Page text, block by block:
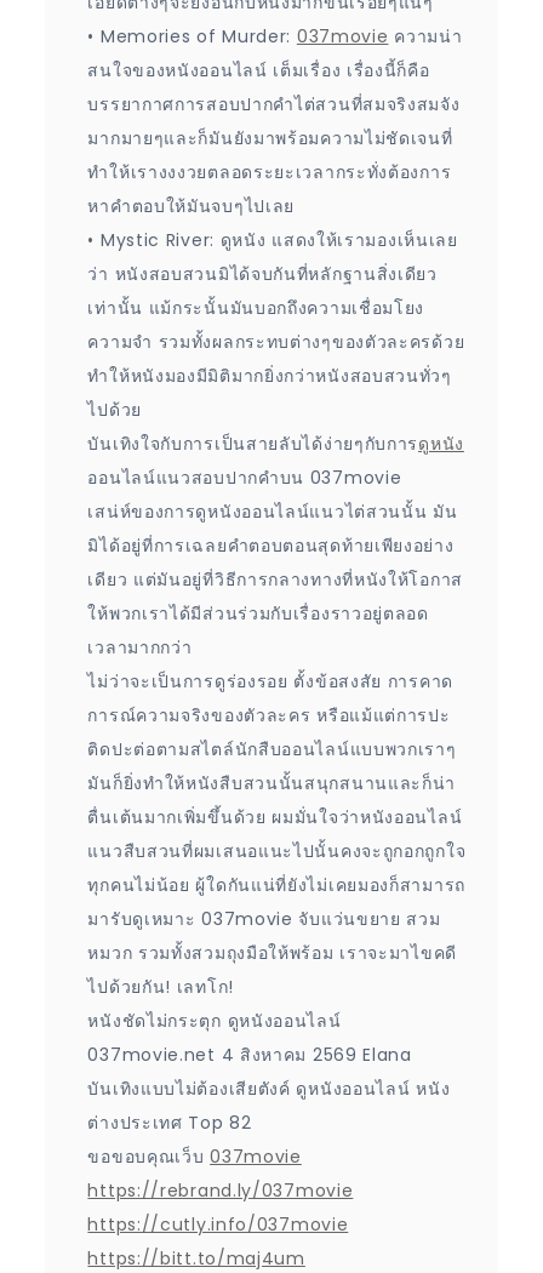
• Memories of Murder: 037movie ความน่า
สนใจของหนังออนไลน์ เต็มเรื่อง เรื่องนี้ก็คือ
บรรยากาศการสอบปากคำไต่สวนที่สมจริงสมจัง
มากมายๆและก็มันยังมาพร้อมความไม่ชัดเจนที่
ทำให้เรางงงวยตลอดระยะเวลากระทั่งต้องการ
หาคำตอบให้มันจบๆไปเลย
• Mystic River: ดูหนัง แสดงให้เรามองเห็นเลย
ว่า หนังสอบสวนมิได้จบกันที่หลักฐานสิ่งเดียว
เท่านั้น แม้กระนั้นมันบอกถึงความเชื่อมโยง
ความจำ รวมทั้งผลกระทบต่างๆของตัวละครด้วย
ทำให้หนังมองมีมิติมากยิ่งกว่าหนังสอบสวนทั่วๆ
ไปด้วย
บันเทิงใจกับการเป็นสายลับได้ง่ายๆกับการดูหนัง
ออนไลน์แนวสอบปากคำบน 037movie
เสน่ห์ของการดูหนังออนไลน์แนวไต่สวนนั้น มัน
มิได้อยู่ที่การเฉลยคำตอบตอนสุดท้ายเพียงอย่าง
เดียว แต่มันอยู่ที่วิธีการกลางทางที่หนังให้โอกาส
ให้พวกเราได้มีส่วนร่วมกับเรื่องราวอยู่ตลอด
เวลามากกว่า
ไม่ว่าจะเป็นการดูร่องรอย ตั้งข้อสงสัย การคาด
การณ์ความจริงของตัวละคร หรือแม้แต่การปะ
ติดปะต่อตามสไตล์นักสืบออนไลน์แบบพวกเราๆ
มันก็ยิ่งทำให้หนังสืบสวนนั้นสนุกสนานและก็น่า
ตื่นเต้นมากเพิ่มขึ้นด้วย ผมมั่นใจว่าหนังออนไลน์
แนวสืบสวนที่ผมเสนอแนะไปนั้นคงจะถูกอกถูกใจ
ทุกคนไม่น้อย ผู้ใดกันแน่ที่ยังไม่เคยมองก็สามารถ
มารับดูเหมาะ 037movie จับแว่นขยาย สวม
หมวก รวมทั้งสวมถุงมือให้พร้อม เราจะมาไขคดี
ไปด้วยกัน! เลทโก!
หนังชัดไม่กระตุก ดูหนังออนไลน์
037movie.net 4 สิงหาคม 2569 Elana
บันเทิงแบบไม่ต้องเสียตังค์ ดูหนังออนไลน์ หนัง
ต่างประเทศ Top 82
ขอขอบคุณเว็บ037movie
https://rebrand.ly/037movie
https://cutly.info/037movie
https://bitt.to/maj4um